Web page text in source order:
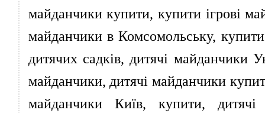
майданчики купити, купити ігрові
майданчики в Комсомольську,
дитячих садків, дитячі майданчики
майданчики, дитячі майданчики
майданчики Київ, купити, дитячі